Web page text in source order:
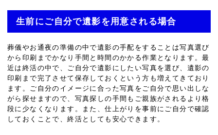
生前にご自分で遺影を用意される場合
葬儀やお通夜の準備の中で遺影の手配をすることは写真選び
から印刷までかなり手間と時間のかかる作業となります。最
近は終活の中で、ご自分で遺影にしたい写真を選び、遺影の
印刷まで完了させて保存しておくという方も増えてきており
ます。ご自分のイメージに合った写真をご自分で思い出しな
がら探せますので、写真探しの手間もご親族がされるより格
段に少なくなります。また、仕上がりを事前にご自分で確認
しておくことで、終活としても安心できます。